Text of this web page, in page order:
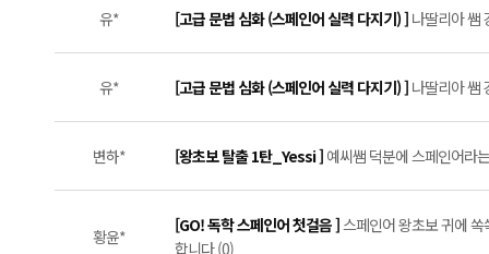
유* [고급 문법 심화 (스페인어 실력 다지기) ] 나딸리아 쌤
유* [고급 문법 심화 (스페인어 실력 다지기) ] 나딸리아 쌤
변하* [왕초보 탈출 1탄_Yessi ] 예씨쌤 덕분에 스페인어라
황윤*
[GO! 독학 스페인어 첫걸음 ]스페인어 왕초보 귀에
합니다 (0)